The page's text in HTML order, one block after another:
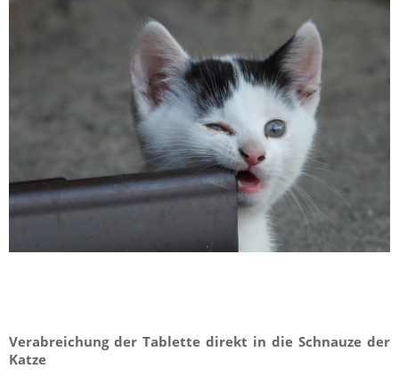
Verabreichung der Tablette direkt in die Schnauze der
Katze